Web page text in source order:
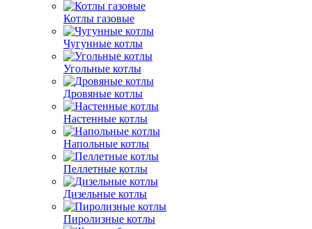
Котлы газовые
Чугунные котлы
Угольные котлы
Дровяные котлы
Настенные котлы
Напольные котлы
Пеллетные котлы
Дизельные котлы
Пиролизные котлы